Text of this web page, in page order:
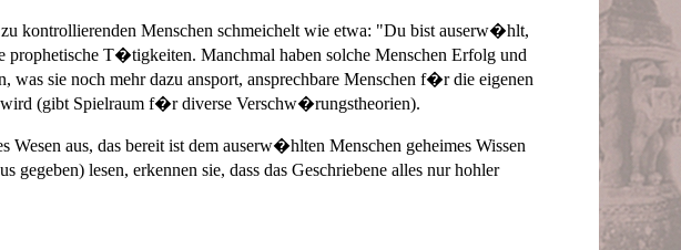
kontrollierenden Menschen schmeichelt wie etwa: "Du bist auserw�hlt,
T�tigkeiten. Manchmal haben solche Menschen Erfolg und
sie noch mehr dazu ansport, ansprechbare Menschen f�r die eigenen
(gibt Spielraum f�r diverse Verschw�rungstheorien).
aus, das bereit ist dem auserw�hlten Menschen geheimes Wissen
lesen, erkennen sie, dass das Geschriebene alles nur hohler